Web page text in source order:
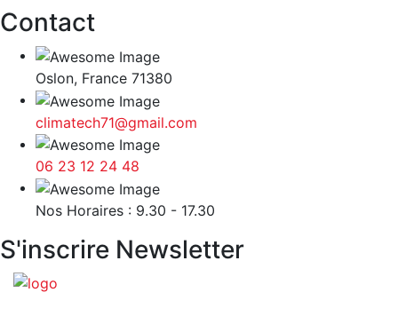
Contact
Oslon, France 71380
climatech71@gmail.com
06 23 12 24 48
Nos Horaires : 9.30 - 17.30
S'inscrire Newsletter